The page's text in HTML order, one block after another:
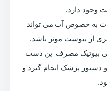
وجود دارد.
به خصوص آب می تواند
از یبوست موثر باشد.
بیوتیک مصرف این دست
و دستور پزشک انجام گیرد و